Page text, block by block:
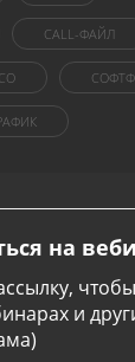
CALL-ФАЙЛ
на
и